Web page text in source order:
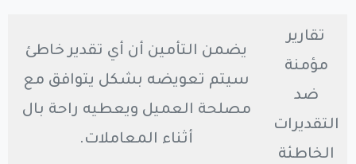
تقارير
مؤمنة
ضد
التقديرات
الخاطئة
يضمن التأمين أن أي تقدير خاطئ
سيتم تعويضه بشكل يتوافق مع
مصلحة العميل ويعطيه راحة بال
أثناء المعاملات.